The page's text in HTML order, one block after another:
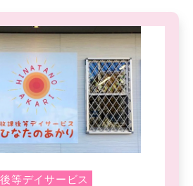
等デイサービス